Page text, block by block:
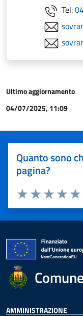
Tel:
Ultimo aggiornamento
04/07/2025, 11:09
Quanto sono
pagina?
Valuta
Valuta 3
Valuta 2 stelle
Valuta 1 stelle su 5
AMMINISTRAZIONE